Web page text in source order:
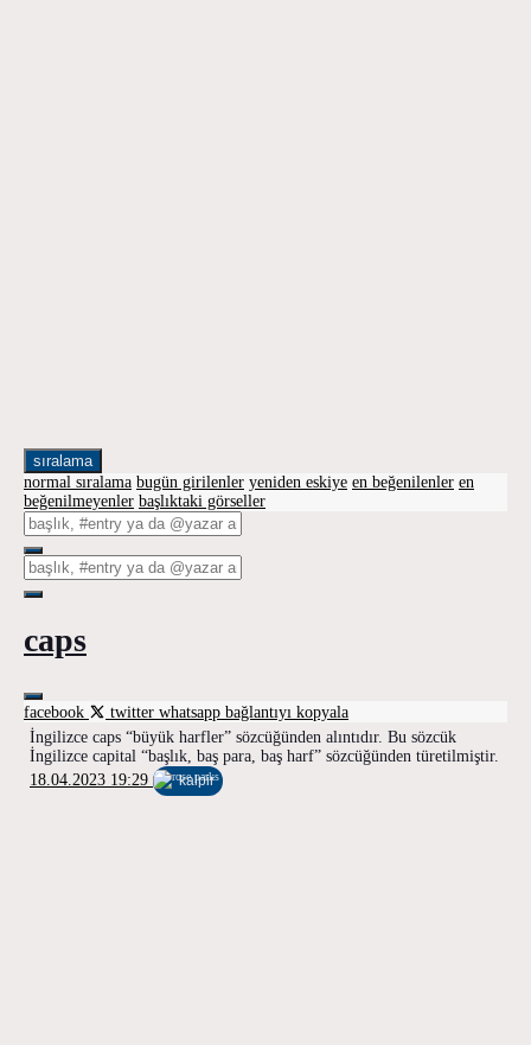
sıralama
normal sıralama bugün girilenler yeniden eskiye en beğenilenler en
beğenilmeyenler başlıktaki görseller
caps
facebook twitter whatsapp bağlantıyı kopyala
İngilizce caps “büyük harfler” sözcüğünden alıntıdır. Bu sözcük
İngilizce capital “başlık, baş para, baş harf” sözcüğünden türetilmiştir.
18.04.2023 19:29
kalpir